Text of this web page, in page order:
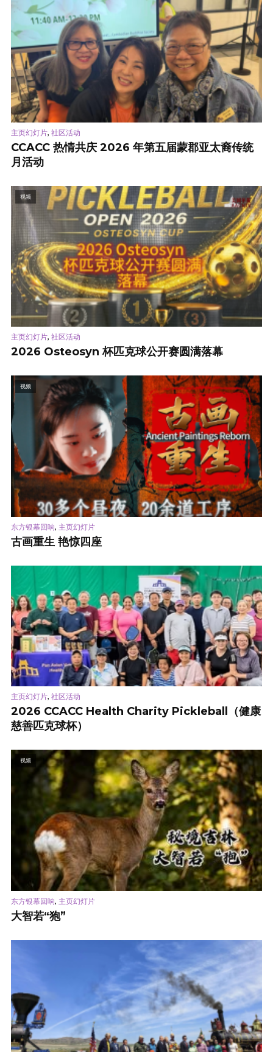
主页幻灯片, 社区活动
CCACC 热情共庆 2026 年第五届蒙郡亚太裔传统
月活动
视频
主页幻灯片, 社区活动
2026 Osteosyn 杯匹克球公开赛圆满落幕
视频
东方银幕回响, 主页幻灯片
古画重生 艳惊四座
主页幻灯片, 社区活动
2026 CCACC Health Charity Pickleball（健康
慈善匹克球杯）
视频
东方银幕回响, 主页幻灯片
大智若“狍”